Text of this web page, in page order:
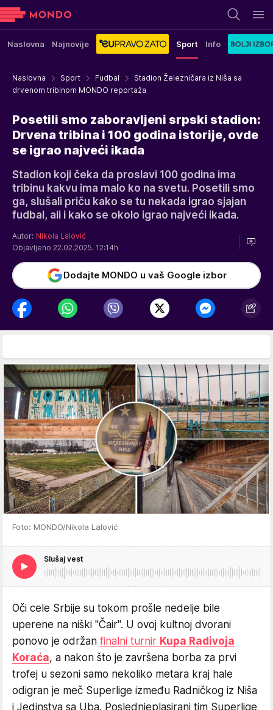
Naslovna Najnovije Sport Info
Naslovna Sport Fudbal
Stadion Železničara iz Niša sa
drvenom tribinom MONDO reportaža
Posetili smo zaboravljeni srpski stadion:
Drvena tribina i 100 godina istorije, ovde
se igrao najveći ikada
Stadion koji čeka da proslavi 100 godina ima
tribinu kakvu ima malo ko na svetu. Posetili smo
ga, slušali priču kako se tu nekada igrao sjajan
fudbal, ali i kako se okolo igrao najveći ikada.
Autor: Nikola Lalović
Objavljeno 22.02.2025. 12:14h
Dodajte MONDO u vaš Google izbor
Foto: MONDO/Nikola Lalović
Slušaj vest
Oči cele Srbije su tokom prošle nedelje bile
uperene na niški "Čair". U ovoj kultnoj dvorani
ponovo je održan finalni turnir Kupa Radivoja
Koraća, a nakon što je završena borba za prvi
trofej u sezoni samo nekoliko metara kraj hale
odigran je meč Superlige između Radničkog iz Niša
i Jedinstva sa Uba. Poslednjeplasirani tim Superlige